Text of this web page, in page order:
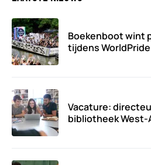
Boekenboot wint
tijdens
Vacature:
bibliotheek